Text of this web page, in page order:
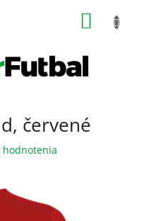
červené
hodnotenia